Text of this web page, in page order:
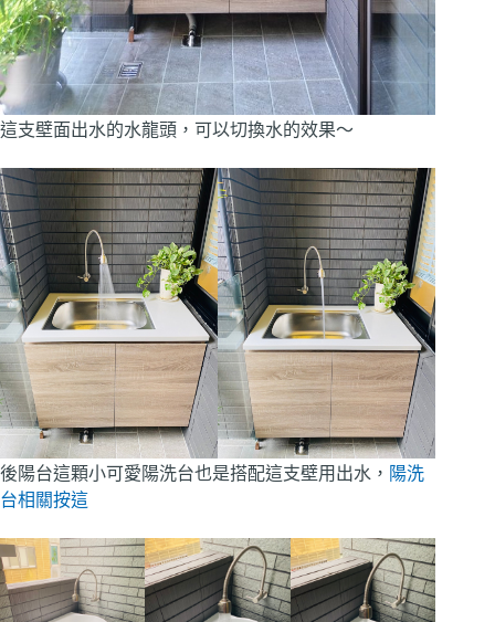
這支壁面出水的水龍頭，可以切換水的效果～
後陽台這顆小可愛陽洗台也是搭配這支壁用出水， 陽洗
台相關按這